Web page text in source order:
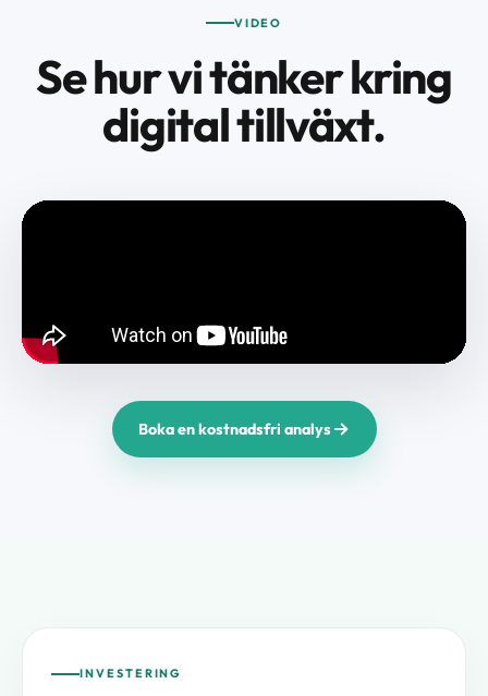
VIDEO
Se hur vi tänker kring
digital tillväxt.
Boka en kostnadsfri analys
INVESTERING